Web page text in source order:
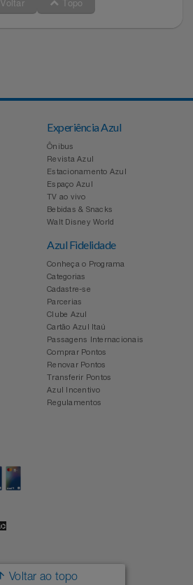
Experiência Azul
Ônibus
Revista Azul
Estacionamento Azul
Espaço Azul
TV ao vivo
Bebidas & Snacks
Walt Disney World
Azul Fidelidade
Conheça o Programa
Categorias
Cadastre-se
Parcerias
Clube Azul
Cartão Azul Itaú
Passagens Internacionais
Comprar Pontos
Renovar Pontos
Transferir Pontos
Azul Incentivo
Regulamentos
Voltar ao topo